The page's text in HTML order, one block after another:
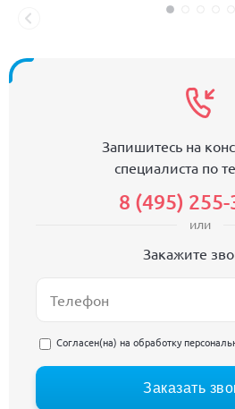
Запишитесь на
специалиста по
8 (495)
или
Закажите
Согласен(на) на обработку
Заказать